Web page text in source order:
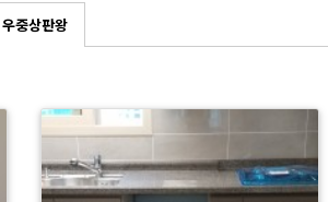
우중상판왕